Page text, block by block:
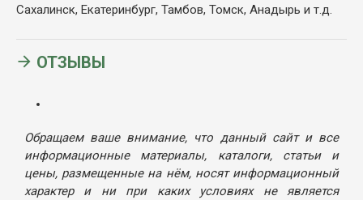
Сахалинск, Екатеринбург, Тамбов, Томск, Анадырь и т.д.
ОТЗЫВЫ
Обращаем ваше внимание, что данный сайт и все
информационные материалы, каталоги, статьи и
цены, размещенные на нём, носят информационный
характер и ни при каких условиях не является